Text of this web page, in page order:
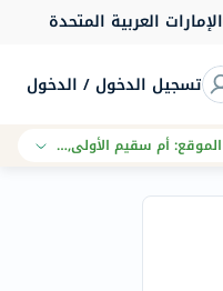
الإمارات العربية المتحدة
تسجيل الدخول / الدخول
الموقع:أم سقيم الأولى, دبي